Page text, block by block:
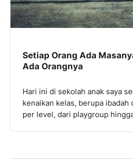
Setiap Orang Ada
Ada Orangnya
Hari ini di sekolah anak saya
kenaikan kelas, berupa ibadah
per level, dari playgroup